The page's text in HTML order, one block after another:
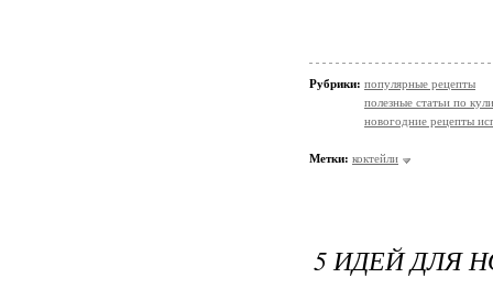
Рубрики: популярные рецепты
полезные статьи по
новогодние рецепты
Метки: коктейли
5 ИДЕЙ ДЛЯ